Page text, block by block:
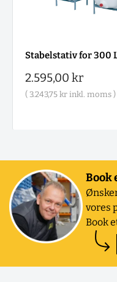
Stabelstativ for 300
Salgspris
2.595,00 kr
( 3.243,75 kr inkl. moms )
Book
vores
Book